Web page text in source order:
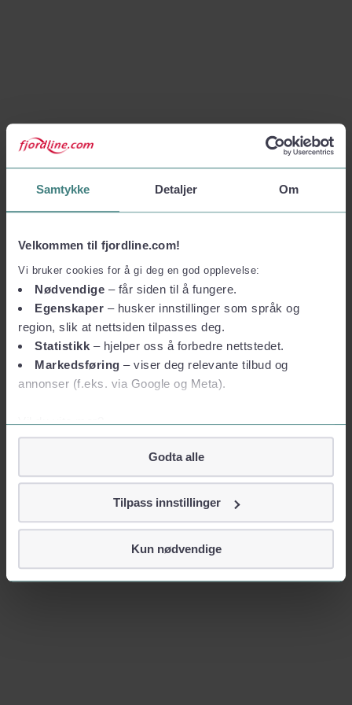
Samtykke Detaljer Om
Velkommen til fjordline.com!
Vi bruker cookies for å gi deg en god opplevelse:
Nødvendige – får siden til å fungere.
Egenskaper – husker innstillinger som språk og
region, slik at nettsiden tilpasses deg.
Statistikk – hjelper oss å forbedre nettstedet.
Markedsføring – viser deg relevante tilbud og
annonser (f.eks. via Google og Meta).
Vil du vite mer?
Om informasjonskapsler
Googles retningslinjer for personvern
Vi tar ditt personvern på alvor
identifiserer deg, som navn eller telefonnummer.
Godta alle
Tilpass innstillinger
Kun nødvendige